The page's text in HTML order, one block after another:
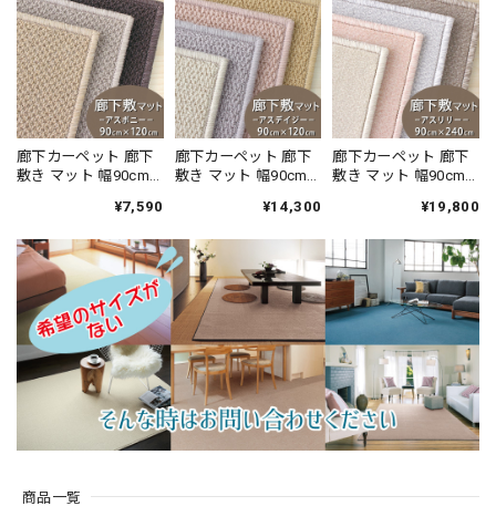
商品一覧
廊下カーペット 廊下
敷き マット 幅90cm×
く遊び毛出にくい素
い♪ 波紋のような上
質感のあるテクスチ
ャー 無地 ループ カー
ペット全3色 防炎ラベ
ル付『アスボニ
ー/BNI』
¥7,590
廊下カーペット 廊下
敷き マット 幅90cm×
ーズ カーペット「消
効果でイヤな臭いの
元を90％以上カッ
ト！優しい色合いの
天然素材ウール100％
無地 ループ カーペッ
ト全4色 防炎ラベル付
『アスデイジ
ー/DSY』
¥14,300
廊下カーペット 廊下
敷き マット 幅90cm×
ーズ カーペット「消
効果でイヤな臭いの
元を90％以上カッ
ト！高密度パイルで
かろやかなタッチ 淡
い濃淡パイルの杢調
無地 カットカーペッ
ト 全4色 防炎ラベル
付『アスリリー/LLY』
¥19,800